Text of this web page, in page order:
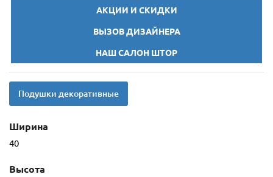
АКЦИИ И СКИДКИ
ВЫЗОВ ДИЗАЙНЕРА
НАШ САЛОН ШТОР
Подушки декоративные
Ширина
40
Высота